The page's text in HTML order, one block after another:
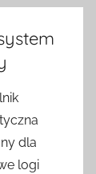
dla
logi